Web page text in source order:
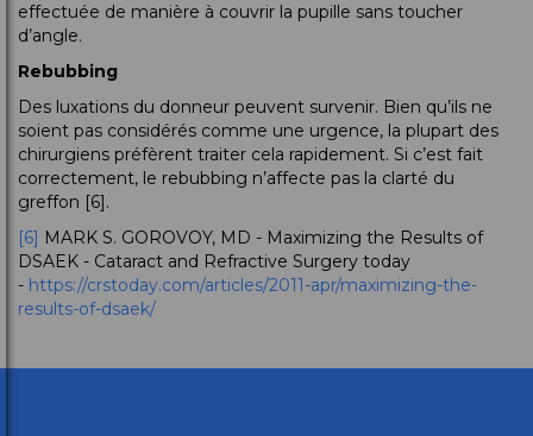
effectuée de manière à couvrir la pupille sans toucher
d’angle.
Rebubbing
Des luxations du donneur peuvent survenir. Bien qu’ils ne
soient pas considérés comme une urgence, la plupart des
chirurgiens préfèrent traiter cela rapidement. Si c’est fait
correctement, le rebubbing n’affecte pas la clarté du
greffon [6].
[6] MARK S. GOROVOY, MD - Maximizing the Results of
DSAEK - Cataract and Refractive Surgery today
- https://crstoday.com/articles/2011-apr/maximizing-the-
results-of-dsaek/